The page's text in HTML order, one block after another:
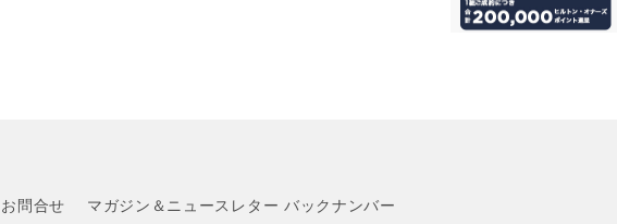
お問合せ マガジン＆ニュースレター バックナンバー